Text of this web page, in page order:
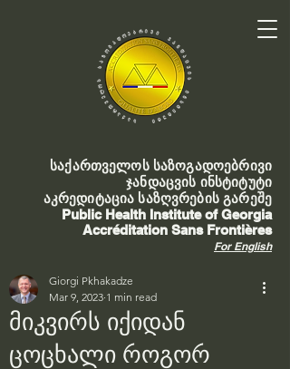
საქართველოს საზოგადოებრივი
ჯანდაცვის ინსტიტუტი
აკრედიტაცია საზღვრების გარეშე
Public Health Institute of Georgia
Accréditation Sans Frontières
For English
მიკვირს იქიდან
ცოცხალი როგორ
Giorgi Pkhakadze
Mar 9, 2023 1 min read